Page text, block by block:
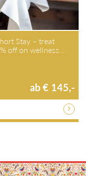
Stay – treat
off on wellness…
ab € 145,-